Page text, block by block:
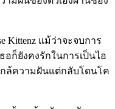
Kittenz แม้ว่าจะจบการ
ก็ยังคงรักในการเป็นไอ
ล้ความฝันแต่กลับโดนโค